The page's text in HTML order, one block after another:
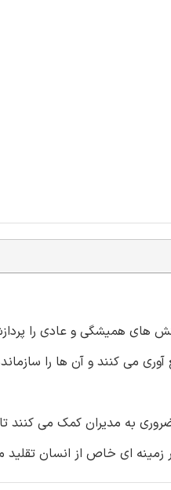
های همیشگی و عادی را
می کنند و آن ها را
به مدیران کمک می کنند
ای خاص از انسان تقلید